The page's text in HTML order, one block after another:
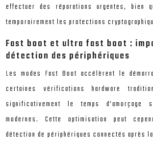
effectuer des réparations urgentes, bien
temporairement les protections
Fast boot et ultra fast boot :
détection des périphériques
Les modes Fast Boot accélèrent le
certaines vérifications hardware
significativement le temps d’amorçage
modernes. Cette optimisation peut
détection de périphériques connectés après